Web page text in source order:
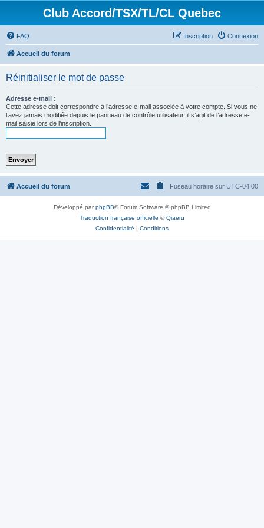
Club Accord/TSX/TL/CL Quebec
FAQ Connexion
Inscription
Accueil du forum
Réinitialiser le mot de passe
Adresse e-mail :
Cette adresse doit correspondre à l’adresse e-mail associée à votre compte. Si vous ne
l’avez jamais modifiée depuis le panneau de contrôle utilisateur, il s’agit de l’adresse e-
mail saisie lors de l’inscription.
Accueil du forum Fuseau horaire sur UTC-04:00
Développé parphpBB® Forum Software © phpBB Limited
Traduction française officielle ©Qiaeru
Confidentialité | Conditions